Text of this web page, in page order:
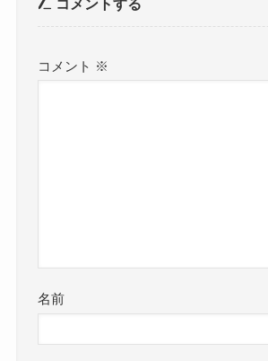
コメントする
コメント ※
名前